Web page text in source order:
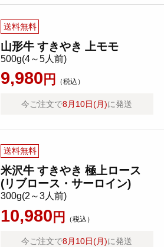
送料無料
山形牛 すきやき 上モモ
500g(4～5人前)
9,980 円 （税込）
今ご注文で8月10日(月)に発送
送料無料
米沢牛 すきやき 極上ロース
(リブロース・サーロイン)
300g(2～3人前)
10,980 円 （税込）
今ご注文で8月10日(月)に発送